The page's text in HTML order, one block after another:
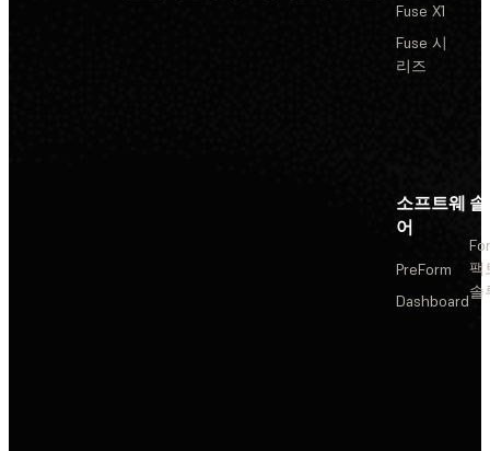
Fuse X1
Fuse 시
리즈
소프트웨
어
PreForm
Dashboard
팩
솔